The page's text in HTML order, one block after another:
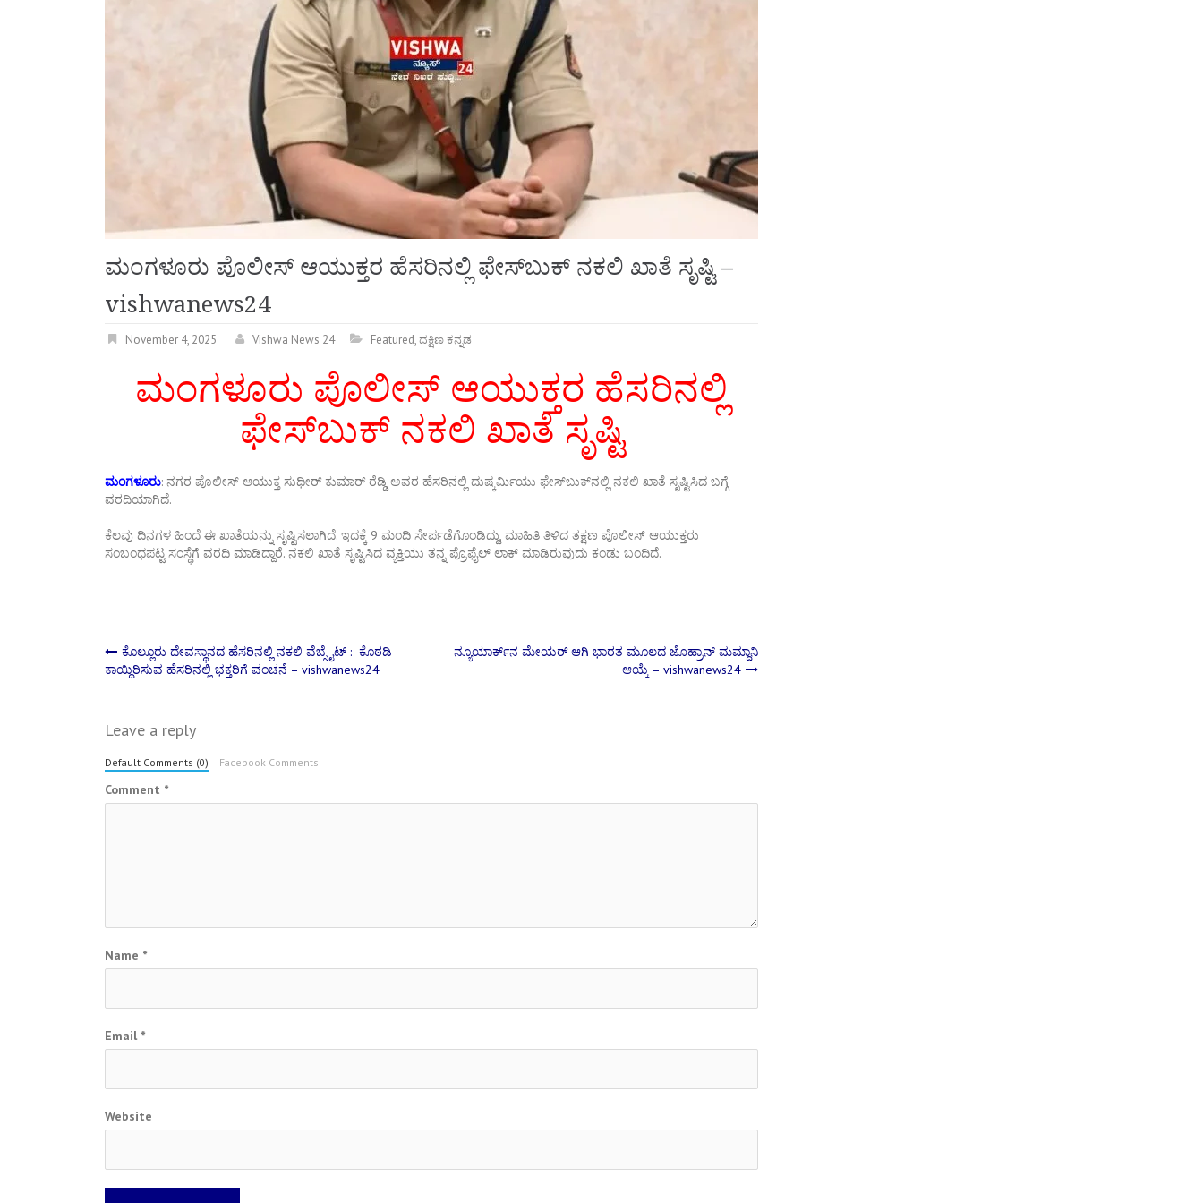
ಮಂಗಳೂರು ಪೊಲೀಸ್ ಆಯುಕ್ತರ ಹೆಸರಿನಲ್ಲಿ ಫೇಸ್‌ಬುಕ್ ನಕಲಿ ಖಾತೆ ಸೃಷ್ಟಿ –
vishwanews24
November 4, 2025 Vishwa News 24 Featured,ದಕ್ಷಿಣ ಕನ್ನಡ
ಮಂಗಳೂರು ಪೊಲೀಸ್ ಆಯುಕ್ತರ ಹೆಸರಿನಲ್ಲಿ
ಫೇಸ್‌ಬುಕ್ ನಕಲಿ ಖಾತೆ ಸೃಷ್ಟಿ
ಮಂಗಳೂರು: ನಗರ ಪೊಲೀಸ್ ಆಯುಕ್ತ ಸುಧೀರ್ ಕುಮಾರ್ ರೆಡ್ಡಿ ಅವರ ಹೆಸರಿನಲ್ಲಿ ದುಷ್ಕರ್ಮಿಯು ಫೇಸ್‌ಬುಕ್‌ನಲ್ಲಿ ನಕಲಿ ಖಾತೆ ಸೃಷ್ಟಿಸಿದ ಬಗ್ಗೆ
ವರದಿಯಾಗಿದೆ.
ಕೆಲವು ದಿನಗಳ ಹಿಂದೆ ಈ ಖಾತೆಯನ್ನು ಸೃಷ್ಟಿಸಲಾಗಿದೆ. ಇದಕ್ಕೆ 9 ಮಂದಿ ಸೇರ್ಪಡೆಗೊಂಡಿದ್ದು, ಮಾಹಿತಿ ತಿಳಿದ ತಕ್ಷಣ ಪೊಲೀಸ್ ಆಯುಕ್ತರು
ಸಂಬಂಧಪಟ್ಟ ಸಂಸ್ಥೆಗೆ ವರದಿ ಮಾಡಿದ್ದಾರೆ. ನಕಲಿ ಖಾತೆ ಸೃಷ್ಟಿಸಿದ ವ್ಯಕ್ತಿಯು ತನ್ನ ಪ್ರೊಫೈಲ್ ಲಾಕ್ ಮಾಡಿರುವುದು ಕಂಡು ಬಂದಿದೆ.
Post
ಕೊಲ್ಲೂರು ದೇವಸ್ಥಾನದ ಹೆಸರಿನಲ್ಲಿ ನಕಲಿ ವೆಬ್ಸೈಟ್ : ಕೊಠಡಿ
ಕಾಯ್ದಿರಿಸುವ ಹೆಸರಿನಲ್ಲಿ ಭಕ್ತರಿಗೆ ವಂಚನೆ – vishwanews24
ನ್ಯೂಯಾರ್ಕ್‌ನ ಮೇಯರ್‌ ಆಗಿ ಭಾರತ ಮೂಲದ ಜೊಹ್ರಾನ್ ಮಮ್ದಾನಿ
ಆಯ್ಕೆ – vishwanews24
Leave a reply
Default Comments (0) Facebook Comments
Comment *
Name *
Email *
Website